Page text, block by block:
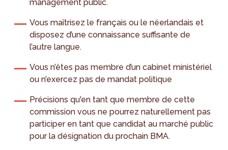
management public.
Vous maîtrisez le français ou le néerlandais et
disposez d’une connaissance suffisante de
l’autre langue.
Vous n’êtes pas membre d’un cabinet ministériel
ou n’exercez pas de mandat politique
Précisions qu'en tant que membre de cette
commission vous ne pourrez naturellement pas
participer en tant que candidat au marché public
pour la désignation du prochain BMA.